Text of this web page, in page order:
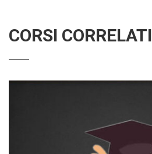
CORSI CORRELATI